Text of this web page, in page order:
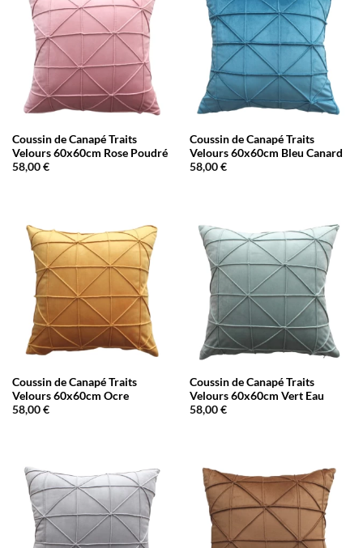
Coussin de Canapé Traits
Velours 60x60cm Rose Poudré
58,00€
Coussin de Canapé Traits
Velours 60x60cm Bleu Canard
58,00€
Coussin de Canapé Traits
Velours 60x60cm Ocre
58,00€
Coussin de Canapé Traits
Velours 60x60cm Vert Eau
58,00€